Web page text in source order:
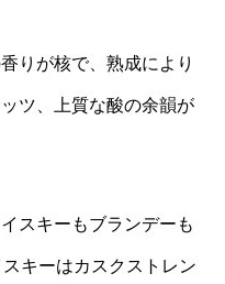
りが核で、熟成により
ツ、上質な酸の余韻が
スキーもブランデーも
キーはカスクストレン